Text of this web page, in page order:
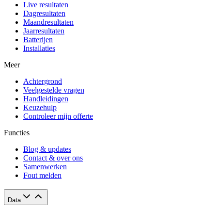
Live resultaten
Dagresultaten
Maandresultaten
Jaarresultaten
Batterijen
Installaties
Meer
Achtergrond
Veelgestelde vragen
Handleidingen
Keuzehulp
Controleer mijn offerte
Functies
Blog & updates
Contact & over ons
Samenwerken
Fout melden
Data